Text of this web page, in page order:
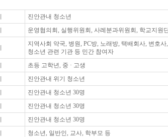
진안관내 청소년
운영협의회, 실행위원회, 사례분과위원회, 학교지원
지역사회 약국, 병원, PC방, 노래방, 택배회사, 변호
청소년 관련 기관 등 민간 참여자
초등 고학년, 중 · 고생
진안관내 위기 청소년
진안관내 청소년 30명
진안관내 청소년 30명
진안관내 청소년 30명
청소년, 일반인, 교사, 학부모 등